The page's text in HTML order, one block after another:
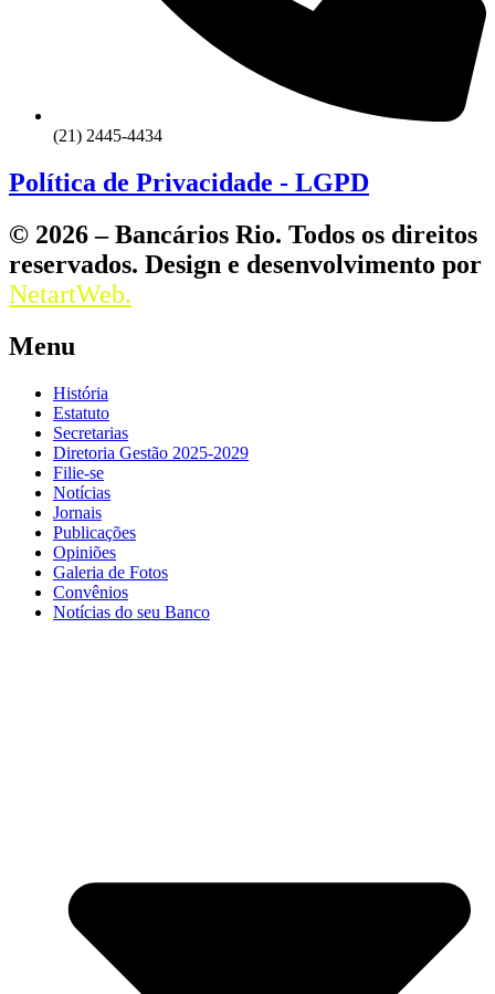
(21) 2445-4434
Política de Privacidade - LGPD
© 2026 – Bancários Rio. Todos os direitos
reservados. Design e desenvolvimento por
NetartWeb.
Menu
História
Estatuto
Secretarias
Diretoria Gestão 2025-2029
Filie-se
Notícias
Jornais
Publicações
Opiniões
Galeria de Fotos
Convênios
Notícias do seu Banco